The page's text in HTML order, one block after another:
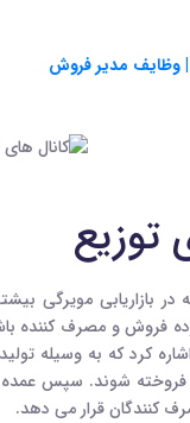
وظایف مدیر فروش
توزیع
بازاریابی مویرگی
فروش و مصرف کننده
کرد که به وسیله
فروخته شوند. سپس
کنندگان قرار می دهد.